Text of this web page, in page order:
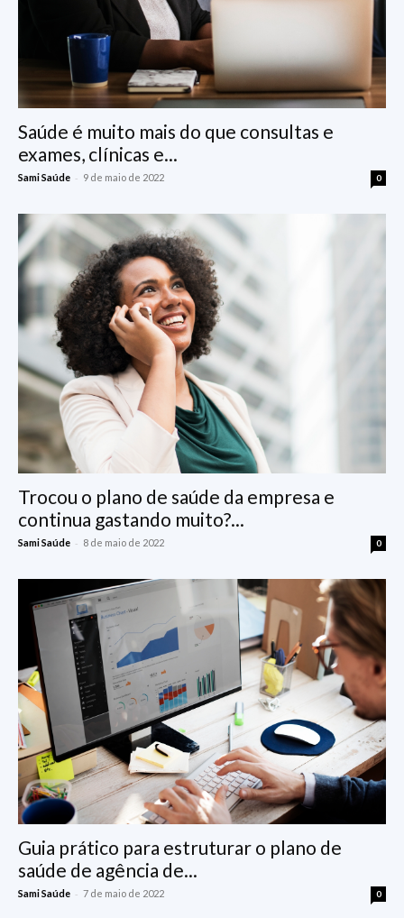
Saúde é muito mais do que consultas e
exames, clínicas e...
Sami Saúde - 9 de maio de 2022 0
Trocou o plano de saúde da empresa e
continua gastando muito?...
Sami Saúde - 8 de maio de 2022 0
Guia prático para estruturar o plano de
saúde de agência de...
Sami Saúde - 7 de maio de 2022 0